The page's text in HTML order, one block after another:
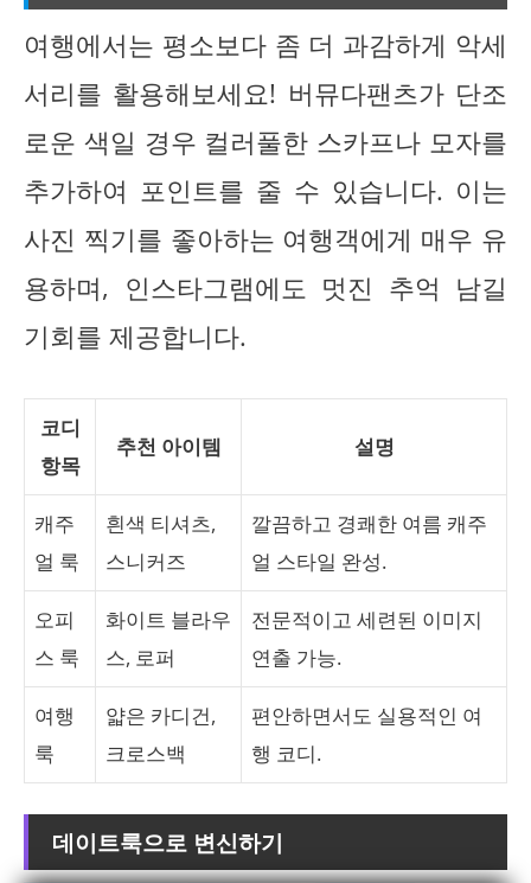
여행에서는 평소보다 좀 더 과감하게 악세
서리를 활용해보세요! 버뮤다팬츠가 단조
로운 색일 경우 컬러풀한 스카프나 모자를
추가하여 포인트를 줄 수 있습니다. 이는
사진 찍기를 좋아하는 여행객에게 매우 유
용하며, 인스타그램에도 멋진 추억 남길
기회를 제공합니다.
코디
항목
추천 아이템 설명
캐주
얼 룩
흰색 티셔츠,
스니커즈
깔끔하고 경쾌한 여름 캐주
얼 스타일 완성.
오피
스 룩
화이트 블라우
스, 로퍼
전문적이고 세련된 이미지
연출 가능.
여행
룩
얇은 카디건,
크로스백
편안하면서도 실용적인 여
행 코디.
데이트룩으로 변신하기